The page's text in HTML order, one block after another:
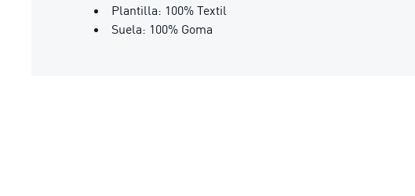
Plantilla: 100% Textil
Suela: 100% Goma